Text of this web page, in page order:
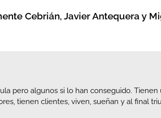
Cebrián, Javier Antequera y
pero algunos si lo han conseguido. Tienen
tienen clientes, viven, sueñan y al final